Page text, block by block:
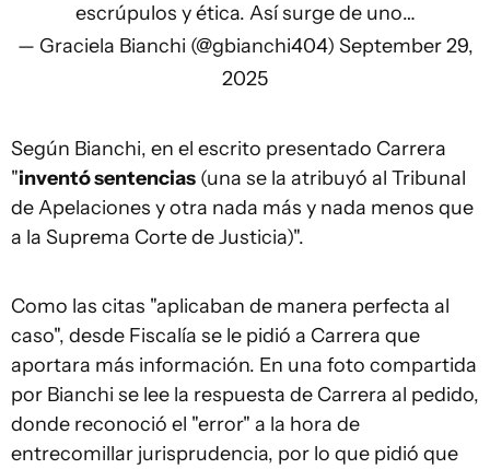
escrúpulos y ética. Así surge de uno…
— Graciela Bianchi (@gbianchi404) September 29,
2025
Según Bianchi, en el escrito presentado Carrera
"inventó sentencias (una se la atribuyó al Tribunal
de Apelaciones y otra nada más y nada menos que
a la Suprema Corte de Justicia)".
Como las citas "aplicaban de manera perfecta al
caso", desde Fiscalía se le pidió a Carrera que
aportara más información. En una foto compartida
por Bianchi se lee la respuesta de Carrera al pedido,
donde reconoció el "error" a la hora de
entrecomillar jurisprudencia, por lo que pidió que